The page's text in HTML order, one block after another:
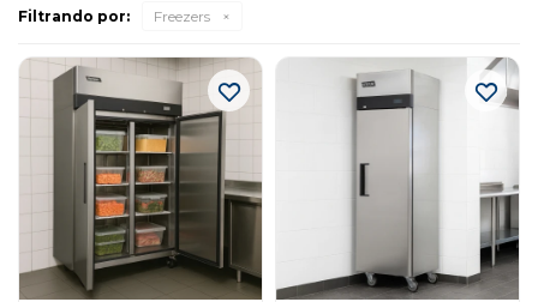
Filtrando por: Freezers